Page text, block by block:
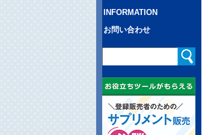
INFORMATION
お問い合わせ